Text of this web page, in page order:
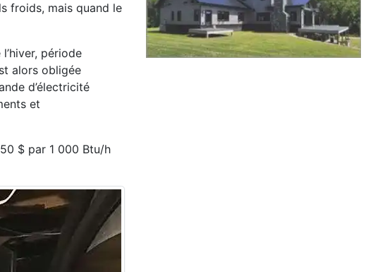
froids, mais quand le
période
alors obligée
d’électricité
et
$ par 1 000 Btu/h